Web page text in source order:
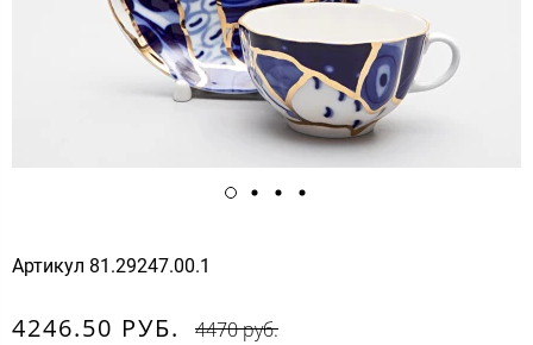
Артикул 81.29247.00.1
4246.50 РУБ. 4470 руб.